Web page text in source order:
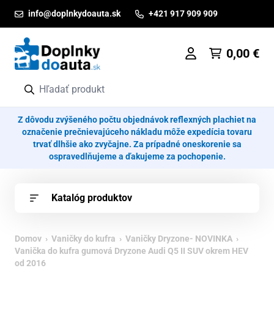
info@doplnkydoauta.sk +421 917 909 909
0,00 €
Z dôvodu zvýšeného počtu objednávok reflexných plachiet na
označenie prečnievajúceho nákladu môže expedícia tovaru
trvať dlhšie ako zvyčajne. Za prípadné oneskorenie sa
ospravedlňujeme a ďakujeme za pochopenie.
Katalóg produktov
Domov › Vaničky do kufra › Vaničky Dryzone- NOVINKA ›
Vanička do kufra gumová Dryzone Audi Q5 II SUV okrem HEV
od 2016